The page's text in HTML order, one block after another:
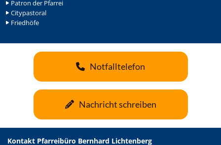
Patron der Pfarrei
Citypastoral
Friedhöfe
Notfalltelefon
Nachricht schreiben
Kontakt Pfarreibüro Bernhard Lichtenberg